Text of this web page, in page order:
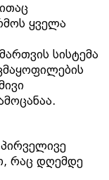
ყველა
სისტემა
რაც დღემდე